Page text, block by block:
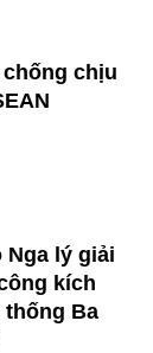
chịu
Nga lý giải
kích
thống Ba